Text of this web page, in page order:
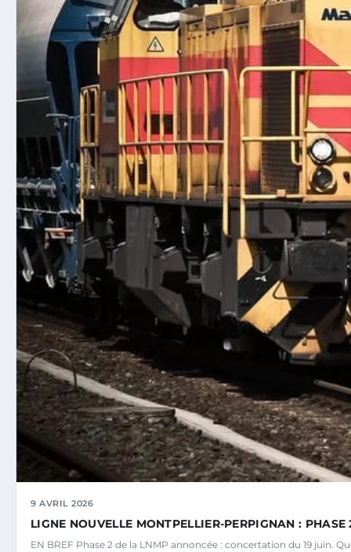
9 AVRIL 2026
LIGNE NOUVELLE MONTPELLIER-PERPIGNAN :
EN BREF Phase 2 de la LNMP annoncée : concertation du 19 juin.